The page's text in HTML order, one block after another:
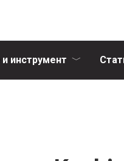
инструмент